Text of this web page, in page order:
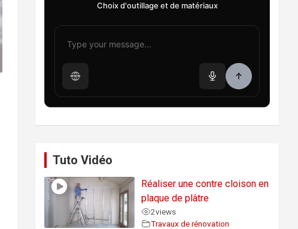
Choix d'outillage et de matériaux
Tuto Vidéo
Réaliser une contre cloison en
plaque de plâtre
2views
Travaux de rénovation